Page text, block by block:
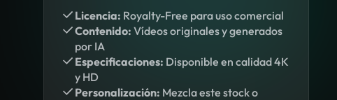
Licencia: Royalty-Free para uso comercial
Contenido: Vídeos originales y generados
por IA
Especificaciones: Disponible en calidad 4K
y HD
Personalización: Mezcla este stock o